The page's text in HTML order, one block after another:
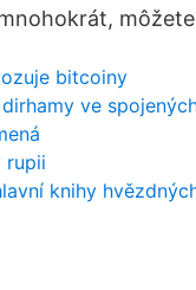
bitcoiny
ve
rupii
knihy